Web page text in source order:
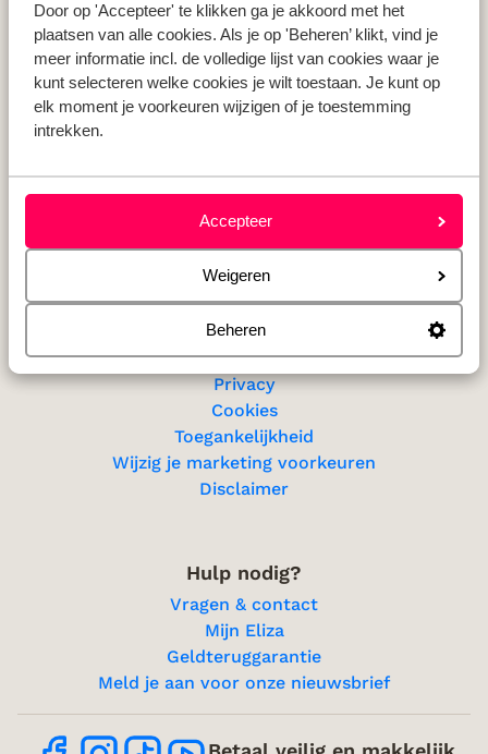
Door op 'Accepteer' te klikken ga je akkoord met het
plaatsen van alle cookies. Als je op 'Beheren’ klikt, vind je
meer informatie incl. de volledige lijst van cookies waar je
kunt selecteren welke cookies je wilt toestaan. Je kunt op
elk moment je voorkeuren wijzigen of je toestemming
intrekken.
Accepteer
Weigeren
Beheren
Zomervakantie
Herfstvakantie
Verantwoord op vakantie
Vacatures
Sitemap
Privacy & cookies
Privacy
Cookies
Toegankelijkheid
Wijzig je marketing voorkeuren
Disclaimer
Hulp nodig?
Vragen & contact
Mijn Eliza
Geldteruggarantie
Meld je aan voor onze nieuwsbrief